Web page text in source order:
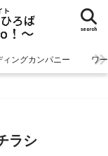
search
ィングカンパニー ワ
ラシ